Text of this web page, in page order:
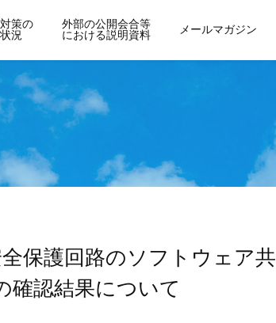
策の
況
外部の公開会合等
における説明資料
メールマガジン
保護回路のソフトウェア共
確認結果について